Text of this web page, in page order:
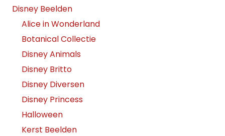
Disney Beelden
Alice in Wonderland
Botanical Collectie
Disney Animals
Disney Britto
Disney Diversen
Disney Princess
Halloween
Kerst Beelden